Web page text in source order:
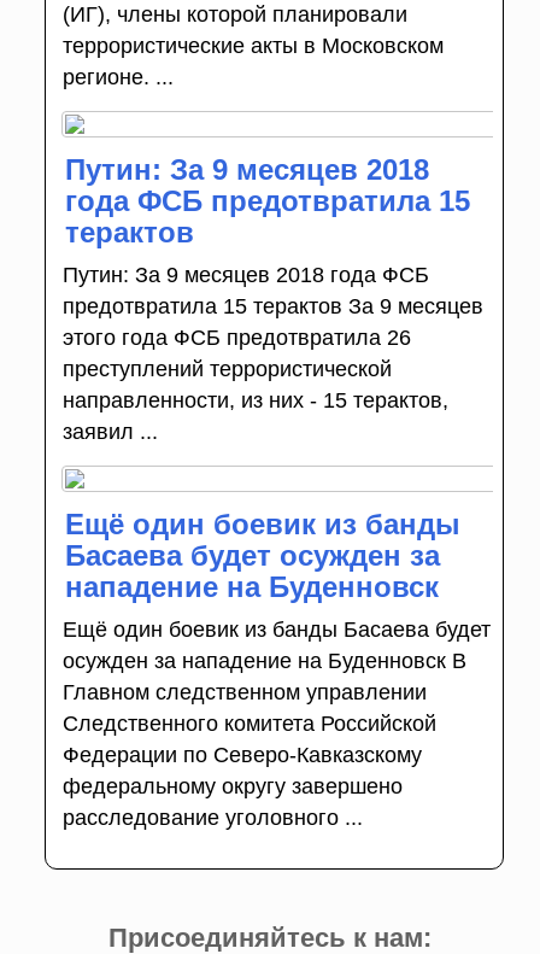
(ИГ), члены которой планировали
террористические акты в Московском
регионе. ...
Путин: За 9 месяцев 2018
года ФСБ предотвратила 15
терактов
Путин: За 9 месяцев 2018 года ФСБ
предотвратила 15 терактов За 9 месяцев
этого года ФСБ предотвратила 26
преступлений террористической
направленности, из них - 15 терактов,
заявил ...
Ещё один боевик из банды
Басаева будет осужден за
нападение на Буденновск
Ещё один боевик из банды Басаева будет
осужден за нападение на Буденновск В
Главном следственном управлении
Следственного комитета Российской
Федерации по Северо-Кавказскому
федеральному округу завершено
расследование уголовного ...
Присоединяйтесь к нам: